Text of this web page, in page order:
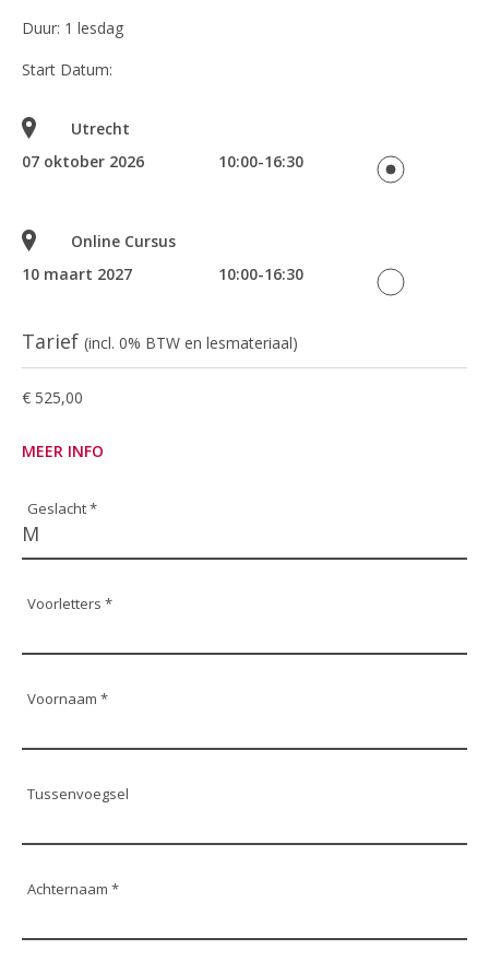
Duur: 1 lesdag
Start Datum:
Utrecht
07 oktober 2026
10:00-16:30
Online Cursus
10 maart 2027
10:00-16:30
Tarief (incl. 0% BTW en lesmateriaal)
€ 525,00
MEER INFO
Geslacht *
Voorletters *
Voornaam *
Tussenvoegsel
Achternaam *